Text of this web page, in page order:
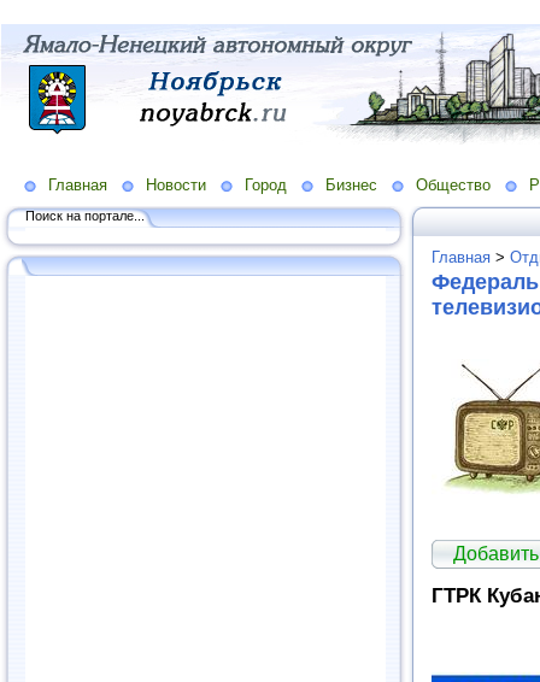
Главная Новости Город Бизнес Общество
Поиск на портале...
Главная >
ГТРК